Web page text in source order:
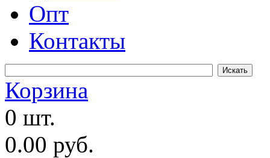
Опт
Контакты
Корзина
0 шт.
0.00 руб.